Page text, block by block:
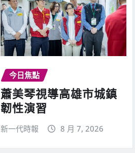
今日焦點
蕭美琴視導高雄市城鎮
韌性演習
新一代時報 8 月 7, 2026